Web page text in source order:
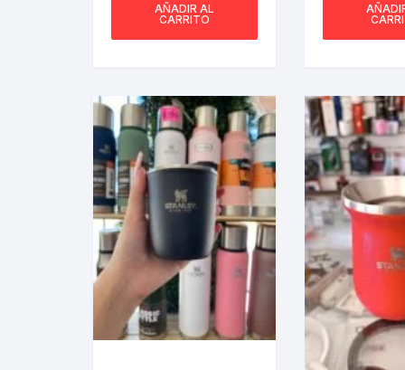
Webcam
Memorias
Joystick
Caddy
Lector
Otros
AÑADIR AL
CARRITO